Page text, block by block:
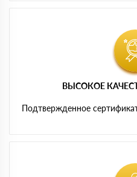
ВЫСОКОЕ
Подтвержденное